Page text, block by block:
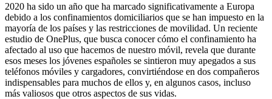
2020 ha sido un año que ha marcado significativamente a Europa
debido a los confinamientos domiciliarios que se han impuesto en la
mayoría de los países y las restricciones de movilidad. Un reciente
estudio de OnePlus, que busca conocer cómo el confinamiento ha
afectado al uso que hacemos de nuestro móvil, revela que durante
esos meses los jóvenes españoles se sintieron muy apegados a sus
teléfonos móviles y cargadores, convirtiéndose en dos compañeros
indispensables para muchos de ellos y, en algunos casos, incluso
más valiosos que otros aspectos de sus vidas.